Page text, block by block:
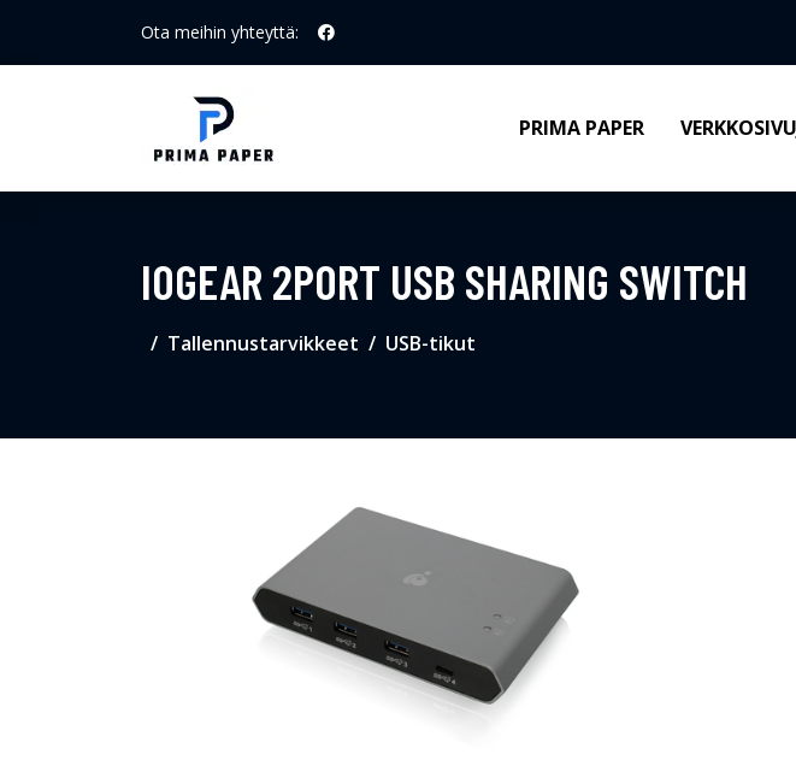
Ota meihin yhteyttä:
PRIMA PAPER
IOGEAR 2PORT USB SHARING SWITCH
Tallennustarvikkeet USB-tikut